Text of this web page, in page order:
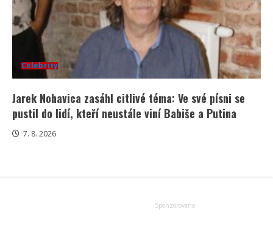
Celebrity
Jarek Nohavica zasáhl citlivé téma: Ve své písni se
pustil do lidí, kteří neustále viní Babiše a Putina
7. 8. 2026